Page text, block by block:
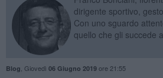
dirigente sportivo,
Con uno sguardo
quello che gli succede
Blog Giovedì 06 Giugno 2019ore 21:55